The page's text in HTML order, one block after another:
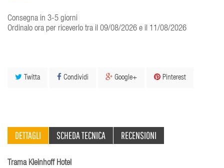
Consegna in 3-5 giorni
Ordinalo ora per riceverlo tra il 09/08/2026 e il 11/08/2026
Twitta Condividi Google+ Pinterest
DETTAGLI SCHEDA TECNICA RECENSIONI
Trama Kleinhoff Hotel